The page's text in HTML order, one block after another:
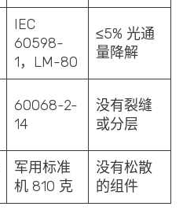
IEC
60598-
1，LM-80
≤5% 光通
量降解
60068-2-
14
没有裂缝
或分层
军用标准
机 810 克
没有松散
的组件